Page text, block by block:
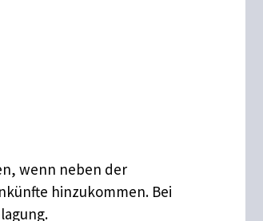
wenn neben der
hinzukommen. Bei